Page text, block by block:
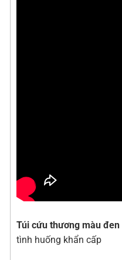
Túi cứu thương màu đen
tình huống khẩn cấp